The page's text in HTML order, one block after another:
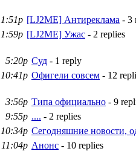
1:51p [LJ2ME] Антиреклама - 3
1:59p [LJ2ME] Ужас - 2 replies
5:20p Суд - 1 reply
10:41p Офигели совсем - 12
3:56p Типа официально - 9
9:55p .... - 2 replies
10:34p Сегодняшние новости,
11:04p Анонс - 10 replies